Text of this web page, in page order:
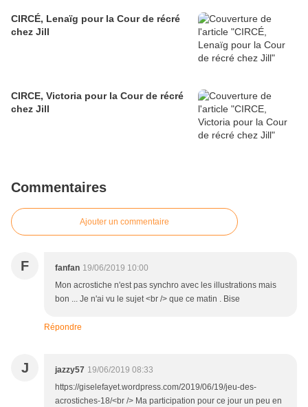
CIRCÉ, Lenaïg pour la Cour de récré
chez Jill
CIRCE, Victoria pour la Cour de récré
chez Jill
Commentaires
Ajouter un commentaire
F fanfan 19/06/2019 10:00
Mon acrostiche n'est pas synchro avec les illustrations mais
bon ... Je n'ai vu le sujet <br /> que ce matin . Bise
Répondre
J jazzy57 19/06/2019 08:33
https://giselefayet.wordpress.com/2019/06/19/jeu-des-
acrostiches-18/<br /> Ma participation pour ce jour un peu en